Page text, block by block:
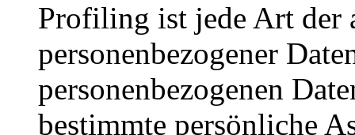
Profiling ist jede Art der
personenbezogener
personenbezogenen
bestimmte persönliche